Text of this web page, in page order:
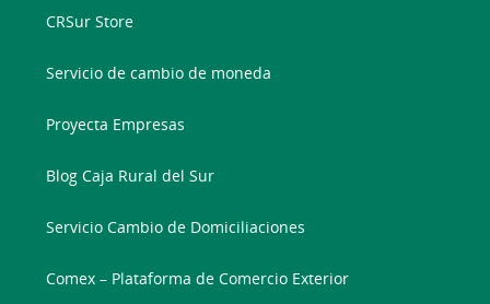
CRSur Store
Servicio de cambio de moneda
Proyecta Empresas
Blog Caja Rural del Sur
Servicio Cambio de Domiciliaciones
Comex – Plataforma de Comercio Exterior